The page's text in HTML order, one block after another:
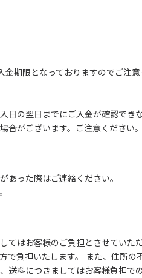
金期限となっておりますのでご注意
日の翌日までにご入金が確認でき
合がございます。ご注意ください。
あった際はご連絡ください。
てはお客様のご負担とさせていた
で負担いたします。 また、住所の
送料につきましてはお客様負担で